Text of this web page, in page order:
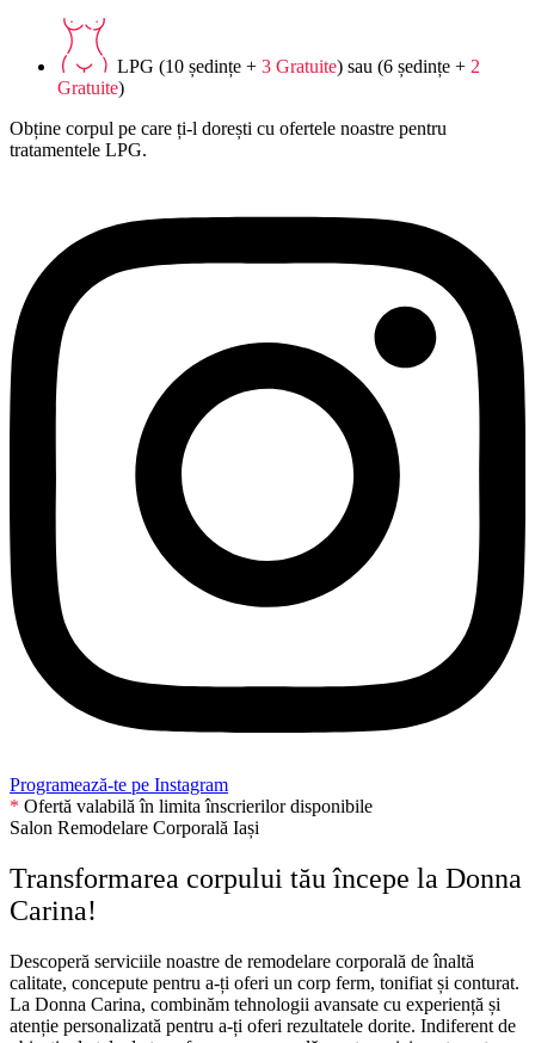
LPG (10 ședințe + 3 Gratuite) sau (6 ședințe + 2
Gratuite)
Obține corpul pe care ți-l dorești cu ofertele noastre pentru
tratamentele LPG.
Programează-te pe Instagram
* Ofertă valabilă în limita înscrierilor disponibile
Salon Remodelare Corporală Iași
Transformarea corpului tău începe la Donna
Carina!
Descoperă serviciile noastre de remodelare corporală de înaltă
calitate, concepute pentru a-ți oferi un corp ferm, tonifiat și conturat.
La Donna Carina, combinăm tehnologii avansate cu experiență și
atenție personalizată pentru a-ți oferi rezultatele dorite. Indiferent de